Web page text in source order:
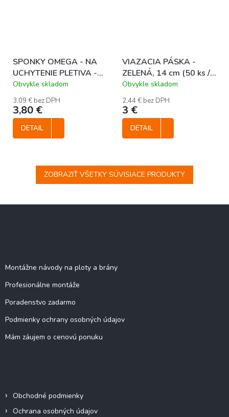
SPONKY OMEGA - NA
UCHYTENIE PLETIVA -
ZELENÉ (200 ks / bal.)
Obvykle skladom
3,09 € bez DPH
3,80 €
DETAIL
VIAZACIA PÁSKA -
ZELENÁ, 14 cm (50 ks /
bal.)
Obvykle skladom
2,44 € bez DPH
3 €
DETAIL
ZOBRAZIŤ VŠETKY SÚVISIACE PRODUKTY
Montážne návody na ploty a brány
Profesionálne montáže
Poradenstvo zadarmo
Podmienky ochrany osobných údajov
Mám záujem o cenovú ponuku
Obchodné podmienky
Ochrana osobných údajov